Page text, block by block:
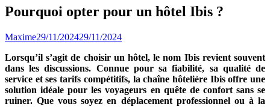
Pourquoi opter pour un hôtel Ibis ?
Maxime29/11/202429/11/2024
Lorsqu’il s’agit de choisir un hôtel, le nom Ibis revient souvent
dans les discussions. Connue pour sa fiabilité, sa qualité de
service et ses tarifs compétitifs, la chaîne hôtelière Ibis offre une
solution idéale pour les voyageurs en quête de confort sans se
ruiner. Que vous soyez en déplacement professionnel ou à la